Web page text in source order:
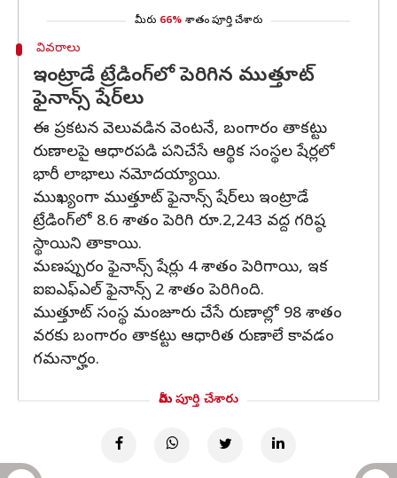
మీరు 66% శాతం పూర్తి చేశారు
వివరాలు
ఇంట్రాడే ట్రేడింగ్‌లో పెరిగిన ముత్తూట్‌
ఫైనాన్స్‌ షేర్‌లు
ఈ ప్రకటన వెలువడిన వెంటనే, బంగారం తాకట్టు
రుణాలపై ఆధారపడి పనిచేసే ఆర్థిక సంస్థల షేర్లలో
భారీ లాభాలు నమోదయ్యాయి.
ముఖ్యంగా ముత్తూట్‌ ఫైనాన్స్‌ షేర్‌లు ఇంట్రాడే
ట్రేడింగ్‌లో 8.6 శాతం పెరిగి రూ.2,243 వద్ద గరిష్ఠ
స్థాయిని తాకాయి.
మణప్పురం ఫైనాన్స్‌ షేర్లు 4 శాతం పెరిగాయి, ఇక
ఐఐఎఫ్‌ఎల్ ఫైనాన్స్‌ 2 శాతం పెరిగింది.
ముత్తూట్‌ సంస్థ మంజూరు చేసే రుణాల్లో 98 శాతం
వరకు బంగారం తాకట్టు ఆధారిత రుణాలే కావడం
గమనార్హం.
మీరు పూర్తి చేశారు